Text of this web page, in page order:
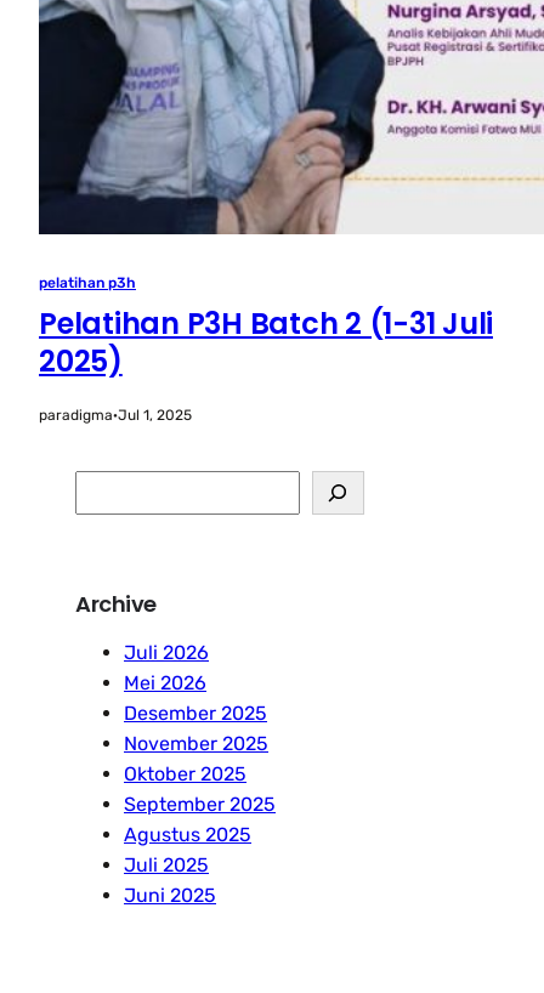
pelatihan p3h
Pelatihan P3H Batch 2 (1-31 Juli
2025)
paradigma·Jul 1, 2025
e
c
Archive
Juli 2026
Mei 2026
Desember 2025
November 2025
Oktober 2025
September 2025
Agustus 2025
Juli 2025
Juni 2025